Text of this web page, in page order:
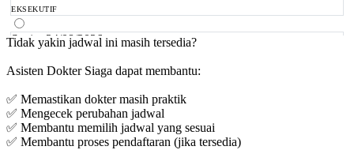
EKSEKUTIF
Senin, 24/08/2026
Jam 17:00 - 21:00
EKSEKUTIF
Selasa, 25/08/2026
Jam 12:00 - 14:00
EKSEKUTIF
Tidak yakin jadwal ini masih tersedia?
Asisten Dokter Siaga dapat membantu:
✅ Memastikan dokter masih praktik
✅ Mengecek perubahan jadwal
✅ Membantu memilih jadwal yang sesuai
✅ Membantu proses pendaftaran (jika tersedia)